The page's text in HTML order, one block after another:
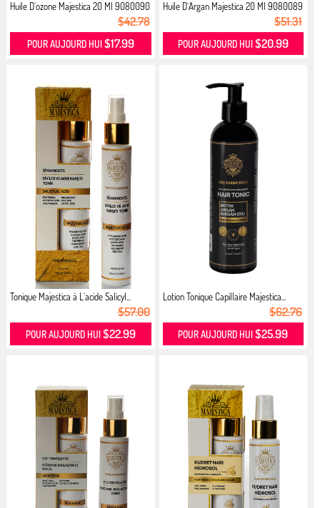
Huile D`ozone Majestica 20 Ml 9080090
$42.78
POUR AUJOURD HUI $17.99
Huile D`Argan Majestica 20 Ml 9080089
$51.31
POUR AUJOURD HUI $20.99
Tonique Majestica à L`acide Salicyl...
$57.00
POUR AUJOURD HUI $22.99
Lotion Tonique Capillaire Majestica...
$62.76
POUR AUJOURD HUI$25.99